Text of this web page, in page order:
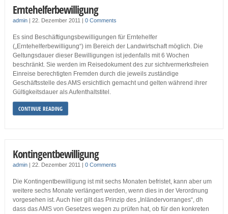
Erntehelferbewilligung
admin| 22. Dezember 2011 | 0 Comments
Es sind Beschäftigungsbewilligungen für Erntehelfer
(„Erntehelferbewilligung“) im Bereich der Landwirtschaft möglich. Die
Geltungsdauer dieser Bewilligungen ist jedenfalls mit 6 Wochen
beschränkt. Sie werden im Reisedokument des zur sichtvermerksfreien
Einreise berechtigten Fremden durch die jeweils zuständige
Geschäftsstelle des AMS ersichtlich gemacht und gelten während ihrer
Gültigkeitsdauer als Aufenthaltstitel.
CONTINUE READING
Kontingentbewilligung
admin| 22. Dezember 2011 | 0 Comments
Die Kontingentbewilligung ist mit sechs Monaten befristet, kann aber um
weitere sechs Monate verlängert werden, wenn dies in der Verordnung
vorgesehen ist. Auch hier gilt das Prinzip des „Inländervorranges“, dh
dass das AMS von Gesetzes wegen zu prüfen hat, ob für den konkreten